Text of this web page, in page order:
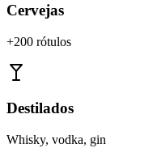
Cervejas
+200 rótulos
Destilados
Whisky, vodka, gin